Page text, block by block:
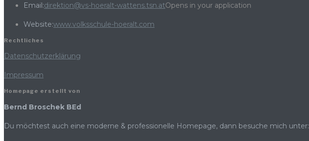
Email:direktion@vs-hoeralt-wattens.tsn.atOpens in your application
Website:www.volksschule-hoeralt.com
Rechtliches
Datenschutzerklärung
Impressum
Homepage erstellt von
Bernd Broschek BEd
Du möchtest auch eine moderne & professionelle Homepage, dann besuche mich unter: